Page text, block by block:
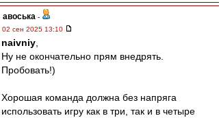
авоська -
02 сен 2025 13:10
naivniy
Ну не окончательно прям внедрять.
Пробовать!)
Хорошая команда должна без напряга
использовать игру как в три, так и в четыре